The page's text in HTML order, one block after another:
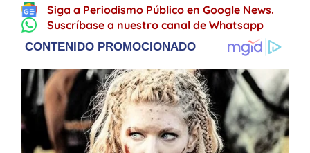
Siga a Periodismo Público en Google News.
Suscríbase a nuestro canal de Whatsapp